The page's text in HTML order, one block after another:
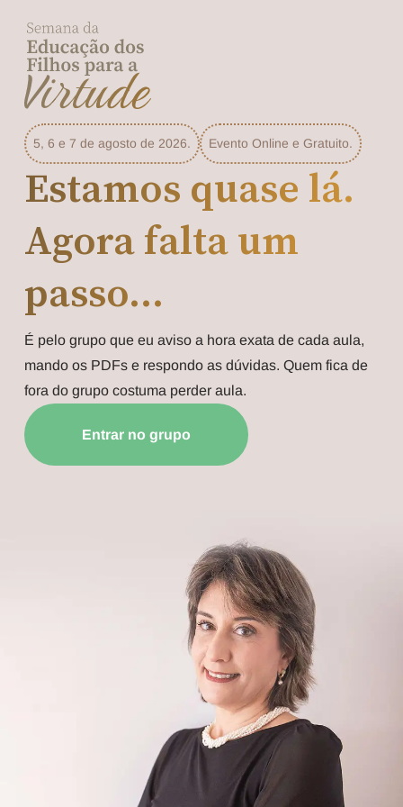
5, 6 e 7 de agosto de 2026. Evento Online e Gratuito.
Estamos quase lá.
Agora falta um
passo...
É pelo grupo que eu aviso a hora exata de cada aula,
mando os PDFs e respondo as dúvidas. Quem fica de
fora do grupo costuma perder aula.
Entrar no grupo